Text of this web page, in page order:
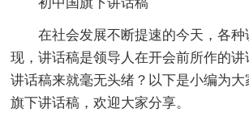
初中国旗下讲话稿
在社会发展不断提速的今天，各种
现，讲话稿是领导人在开会前所作的
讲话稿来就毫无头绪？以下是小编为大
旗下讲话稿，欢迎大家分享。